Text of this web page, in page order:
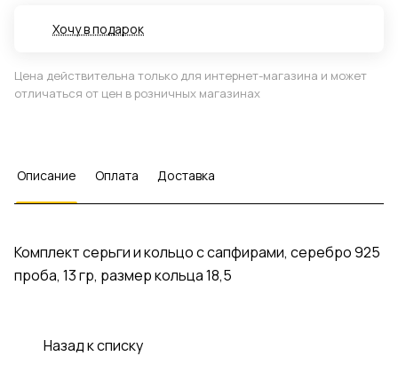
Хочу в подарок
Цена действительна только для интернет-магазина и может
отличаться от цен в розничных магазинах
Описание Оплата Доставка
Комплект серьги и кольцо с сапфирами, серебро 925
проба, 13 гр, размер кольца 18,5
Назад к списку